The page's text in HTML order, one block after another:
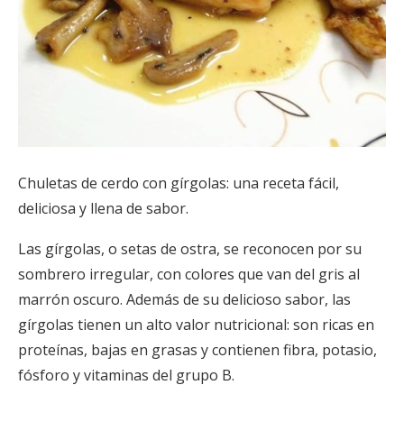
Chuletas de cerdo con gírgolas: una receta fácil,
deliciosa y llena de sabor.
Las gírgolas, o setas de ostra, se reconocen por su
sombrero irregular, con colores que van del gris al
marrón oscuro. Además de su delicioso sabor, las
gírgolas tienen un alto valor nutricional: son ricas en
proteínas, bajas en grasas y contienen fibra, potasio,
fósforo y vitaminas del grupo B.